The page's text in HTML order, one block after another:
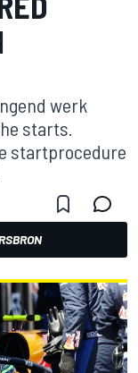
werk
starts.
startprocedure